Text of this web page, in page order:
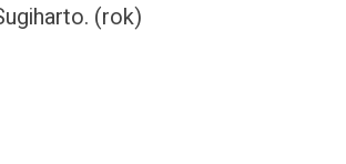
(rok)